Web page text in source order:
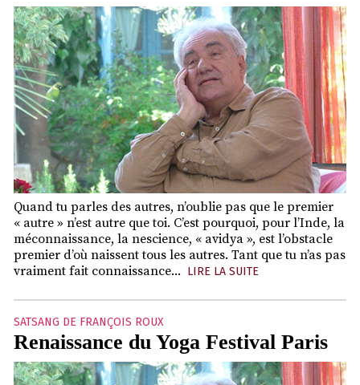
Quand tu parles des autres, n’oublie pas que le premier
« autre » n’est autre que toi. C’est pourquoi, pour l’Inde, la
méconnaissance, la nescience, « avidya », est l’obstacle
premier d’où naissent tous les autres. Tant que tu n’as pas
vraiment fait connaissance... LIRE LA SUITE
SATSANG DE FRANÇOIS ROUX
Renaissance du Yoga Festival Paris